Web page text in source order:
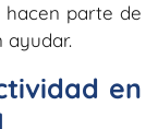
parte de
ayudar.
en